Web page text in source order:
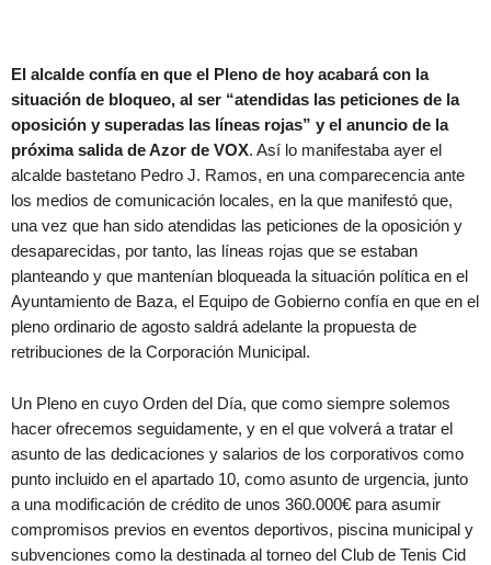
El alcalde confía en que el Pleno de hoy acabará con la
situación de bloqueo, al ser “atendidas las peticiones de la
oposición y superadas las líneas rojas” y el anuncio de la
próxima salida de Azor de VOX. Así lo manifestaba ayer el
alcalde bastetano Pedro J. Ramos, en una comparecencia ante
los medios de comunicación locales, en la que manifestó que,
una vez que han sido atendidas las peticiones de la oposición y
desaparecidas, por tanto, las líneas rojas que se estaban
planteando y que mantenían bloqueada la situación política en el
Ayuntamiento de Baza, el Equipo de Gobierno confía en que en el
pleno ordinario de agosto saldrá adelante la propuesta de
retribuciones de la Corporación Municipal.
Un Pleno en cuyo Orden del Día, que como siempre solemos
hacer ofrecemos seguidamente, y en el que volverá a tratar el
asunto de las dedicaciones y salarios de los corporativos como
punto incluido en el apartado 10, como asunto de urgencia, junto
a una modificación de crédito de unos 360.000€ para asumir
compromisos previos en eventos deportivos, piscina municipal y
subvenciones como la destinada al torneo del Club de Tenis Cid